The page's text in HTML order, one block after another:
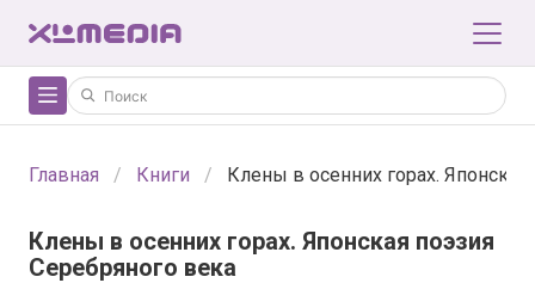
Главная Книги Клены в осенних горах.
Клены в осенних горах. Японская поэзия
Серебряного века